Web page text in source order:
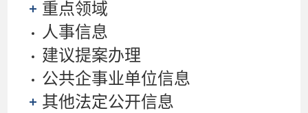
重点领域
人事信息
建议提案办理
公共企事业单位信息
其他法定公开信息